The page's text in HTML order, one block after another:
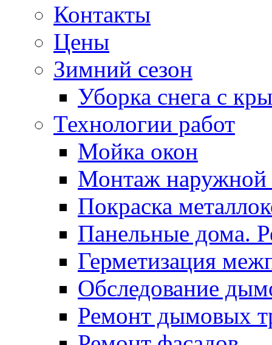
Контакты
Цены
Зимний сезон
Уборка снега с
Технологии работ
Мойка окон
Монтаж наружной
Покраска
Панельные дома.
Герметизация
Обследование
Ремонт дымовых